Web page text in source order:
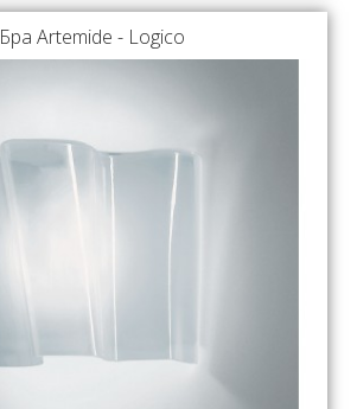
Бра Artemide - Logico